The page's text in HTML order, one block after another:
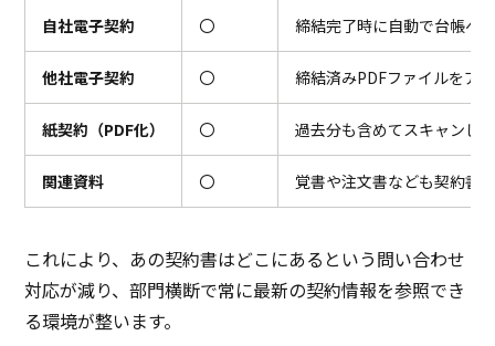
自社電子契約 〇 締結完了時に自動で台帳へ
他社電子契約 〇 締結済みPDFファイルをア
紙契約（PDF化） 〇 過去分も含めてスキャンし
関連資料 〇 覚書や注文書なども契約書
これにより、あの契約書はどこにあるという問い合わせ
対応が減り、部門横断で常に最新の契約情報を参照でき
る環境が整います。